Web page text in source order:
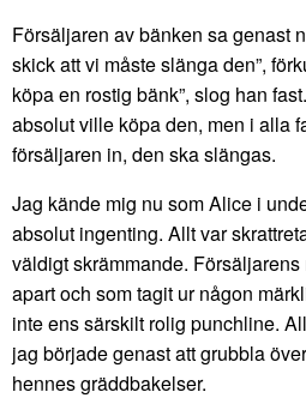
Försäljaren av bänken sa genast
skick att vi måste slänga den”,
köpa en rostig bänk”, slog han
absolut ville köpa den, men i alla
försäljaren in, den ska slängas.
Jag kände mig nu som Alice i
absolut ingenting. Allt var
väldigt skrämmande.
apart och som tagit ur någon
inte ens särskilt rolig punchline.
jag började genast att grubbla
hennes gräddbakelser.